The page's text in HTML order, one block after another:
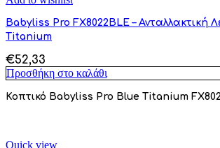
Babyliss Pro FX8022BLE – Ανταλλακτική
Titanium
€52,33
Προσθήκη στο καλάθι
Κοπτικό Babyliss Pro Blue Titanium
Quick view